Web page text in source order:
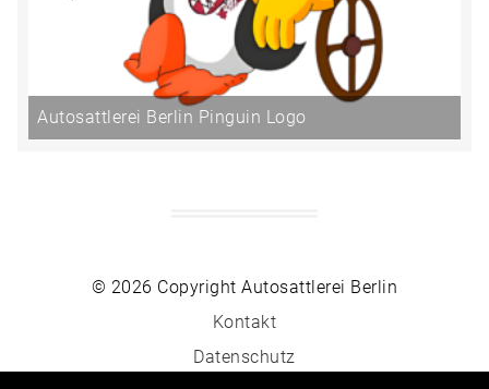
Autosattlerei Berlin Pinguin Logo
© 2026 Copyright Autosattlerei Berlin
Kontakt
Datenschutz